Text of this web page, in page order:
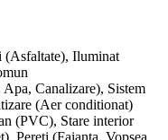
(Asfaltate), Iluminat
Canalizare), Sistem
(Aer conditionat)
(PVC), Stare interior
Pereti (Faianta, Vopsea